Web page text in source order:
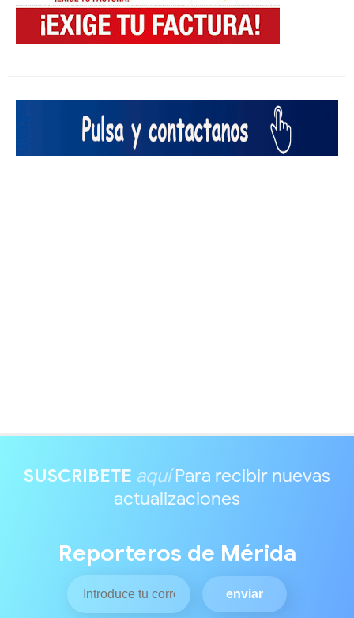
SUSCRIBETE aquíPara recibir nuevas
actualizaciones
Reporteros de Mérida